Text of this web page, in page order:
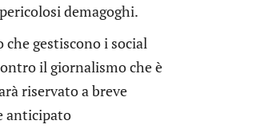
demagoghi.
gestiscono i social
il giornalismo che è
riservato a breve
anticipato